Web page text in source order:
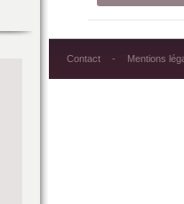
Contact Mentions